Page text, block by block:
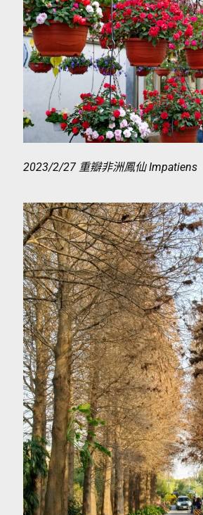
2023/2/27 重瓣非洲鳳仙 Impatiens